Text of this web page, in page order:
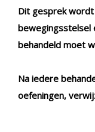
Dit gesprek
bewegingsstelsel
behandeld moet
Na iedere
oefeningen,